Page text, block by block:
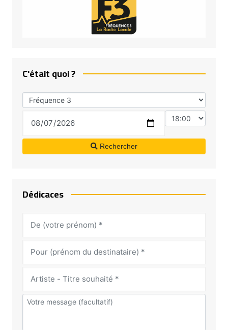
C'était quoi ?
Rechercher
Dédicaces